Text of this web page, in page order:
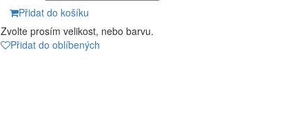
Přidat do košíku
Zvolte prosím velikost, nebo barvu.
Přidat do oblíbených